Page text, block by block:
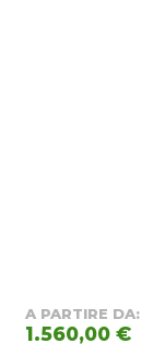
A PARTIRE DA:
1.560,00 €